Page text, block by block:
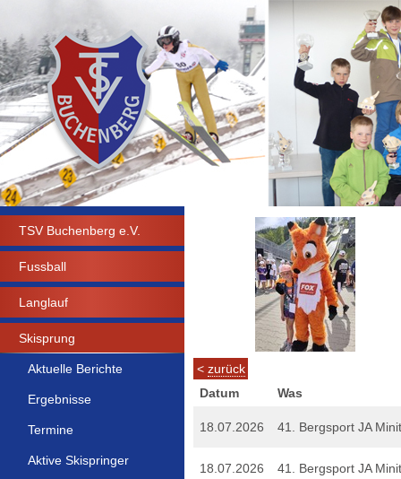
TSV Buchenberg e.V.
Fussball
Langlauf
Skisprung
Aktuelle Berichte
Ergebnisse
Termine
Aktive Skispringer
< zurück
Datum
Was
18.07.2026 41. Bergsport JA
18.07.2026 41. Bergsport JA